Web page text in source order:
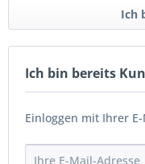
Ich
Ich bin bereits
Einloggen mit Ihrer